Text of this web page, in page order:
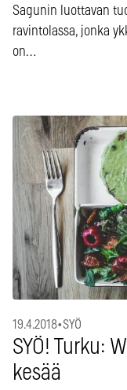
Sagunin luottavan
ravintolassa, jonka
on…
19.4.2018•SYÖ
SYÖ! Turku:
kesää